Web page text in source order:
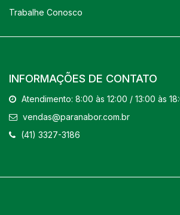
Trabalhe Conosco
INFORMAÇÕES DE CONTATO
Atendimento: 8:00 às 12:00 / 13:00 às
vendas@paranabor.com.br
(41) 3327-3186